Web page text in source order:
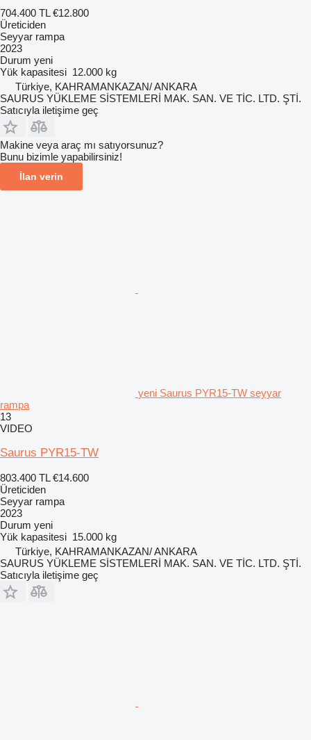
704.400 TL €12.800
Üreticiden
Seyyar rampa
2023
Durum yeni
Yük kapasitesi 12.000 kg
Türkiye, KAHRAMANKAZAN/ ANKARA
SAURUS YÜKLEME SİSTEMLERİ MAK. SAN. VE TİC. LTD. ŞTİ.
Satıcıyla iletişime geç
Makine veya araç mı satıyorsunuz?
Bunu bizimle yapabilirsiniz!
İlan verin
yeni Saurus PYR15-TW seyyar
rampa
13
VIDEO
Saurus PYR15-TW
803.400 TL €14.600
Üreticiden
Seyyar rampa
2023
Durum yeni
Yük kapasitesi 15.000 kg
Türkiye, KAHRAMANKAZAN/ ANKARA
SAURUS YÜKLEME SİSTEMLERİ MAK. SAN. VE TİC. LTD. ŞTİ.
Satıcıyla iletişime geç